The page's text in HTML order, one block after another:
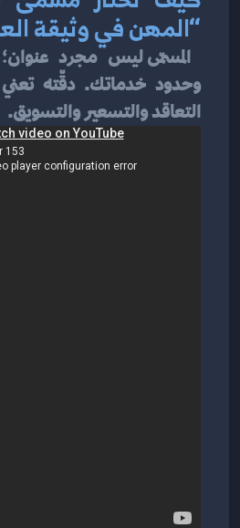
“المهن في وثيقة
التعاقد والتسعير والتسويق.